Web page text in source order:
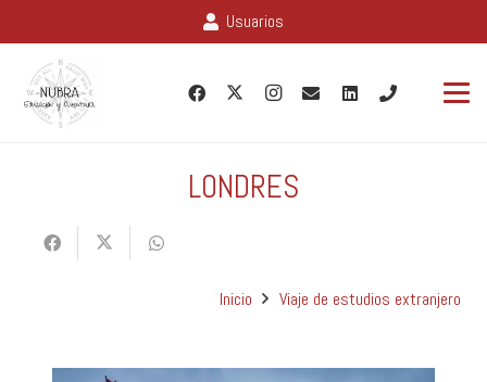
Usuarios
LONDRES
Inicio Viaje de estudios extranjero